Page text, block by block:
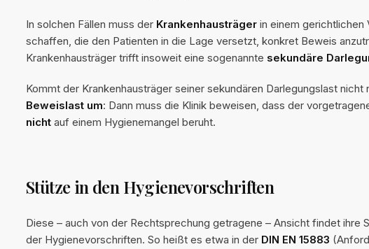
In solchen Fällen muss der Krankenhausträger in einem gerichtlichen
schaffen, die den Patienten in die Lage versetzt, konkret Beweis
Krankenhausträger trifft insoweit eine sogenannte sekundäre
Kommt der Krankenhausträger seiner sekundären Darlegungslast nicht
Beweislast um: Dann muss die Klinik beweisen, dass der
nicht auf einem Hygienemangel beruht.
Stütze in den Hygienevorschriften
Diese – auch von der Rechtsprechung getragene – Ansicht findet ihre
der Hygienevorschriften. So heißt es etwa in der DIN EN 15883